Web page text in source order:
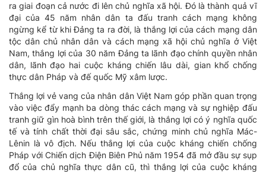
ra giai đoạn cả nước đi lên chủ nghĩa xã hội. Đó là thành quả vĩ
đại của 45 năm nhân dân ta đấu tranh cách mạng không
ngừng kể từ khi Đảng ta ra đời, là thắng lợi của cách mạng dân
tộc dân chủ nhân dân và cách mạng xã hội chủ nghĩa ở Việt
Nam, thắng lợi của 30 năm Đảng ta lãnh đạo chính quyền nhân
dân, lãnh đạo hai cuộc kháng chiến lâu dài, gian khổ chống
thực dân Pháp và đế quốc Mỹ xâm lược.
Thắng lợi vẻ vang của nhân dân Việt Nam góp phần quan trọng
vào việc đẩy mạnh ba dòng thác cách mạng và sự nghiệp đấu
tranh giữ gìn hoà bình trên thế giới, là thắng lợi có ý nghĩa quốc
tế và tính chất thời đại sâu sắc, chứng minh chủ nghĩa Mác-
Lênin là vô địch. Nếu thắng lợi của cuộc kháng chiến chống
Pháp với Chiến dịch Điện Biên Phủ năm 1954 đã mở đầu sự sụp
đổ của chủ nghĩa thực dân cũ, thì thắng lợi của cuộc kháng